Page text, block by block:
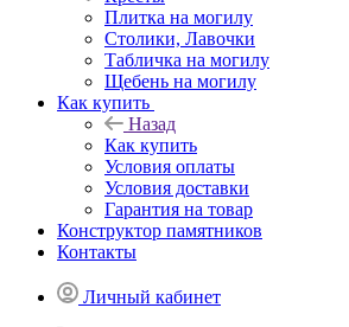
Плитка на могилу
Столики, Лавочки
Табличка на могилу
Щебень на могилу
Как купить
Назад
Как купить
Условия оплаты
Условия доставки
Гарантия на товар
Конструктор памятников
Контакты
Личный кабинет